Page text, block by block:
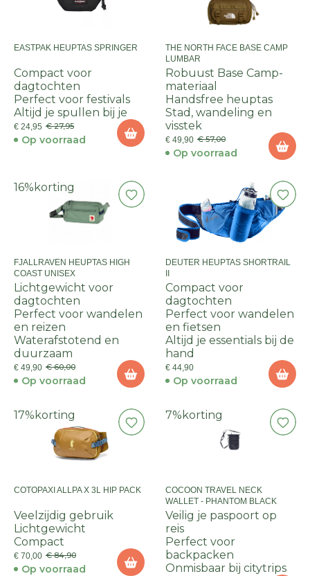
EASTPAK HEUPTAS SPRINGER
Compact voor
dagtochten
Perfect voor festivals
Altijd je spullen bij je
€ 24,95 € 27,95
Op voorraad
THE NORTH FACE BASE CAMP
LUMBAR
Robuust Base Camp-
materiaal
Handsfree heuptas
Stad, wandeling en
visstek
€ 49,90 € 57,00
Op voorraad
16% korting
FJALLRAVEN HEUPTAS HIGH
COAST UNISEX
Lichtgewicht voor
dagtochten
Perfect voor wandelen
en reizen
Waterafstotend en
duurzaam
€ 49,90 € 60,00
Op voorraad
DEUTER HEUPTAS SHORTRAIL
Compact voor
dagtochten
Perfect voor wandelen
en fietsen
Altijd je essentials bij de
hand
€ 44,90
Op voorraad
17% korting
COTOPAXI ALLPA X 3L HIP PACK
Veelzijdig gebruik
Lichtgewicht
Compact
€ 70,00 € 84,90
Op voorraad
7% korting
COCOON TRAVEL NECK
WALLET - PHANTOM BLACK
Veilig je paspoort op
reis
Perfect voor
backpacken
Onmisbaar bij citytrips